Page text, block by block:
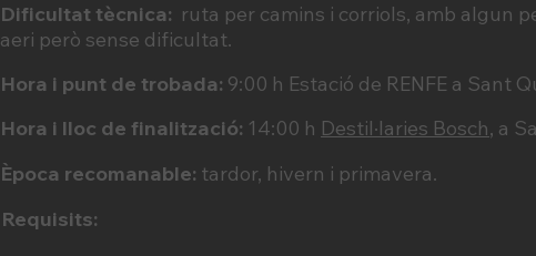
Dificultat tècnica: ruta per camins i corriols, amb algun
aeri però sense dificultat.
Hora i punt de trobada: 9:00 h Estació de RENFE a Sant
Hora i lloc de finalització: 14:00 h Destil·laries Bosch, a
Època recomanable: tardor, hivern i primavera.
Requisits: